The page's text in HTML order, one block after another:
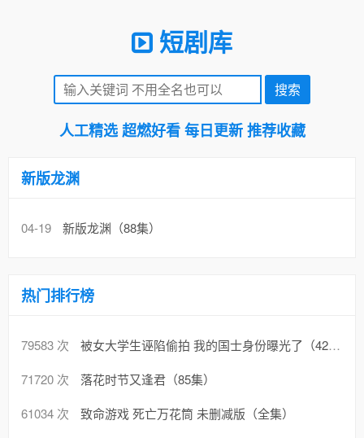
短剧库
人工精选 超燃好看 每日更新 推荐收藏
新版龙渊
04-19 新版龙渊（88集）
热门排行榜
79583 次
被女大学生诬陷偷拍 我的国士身份曝光了（42集）
71720 次
落花时节又逢君（85集）
61034 次
致命游戏 死亡万花筒 未删减版（全集）